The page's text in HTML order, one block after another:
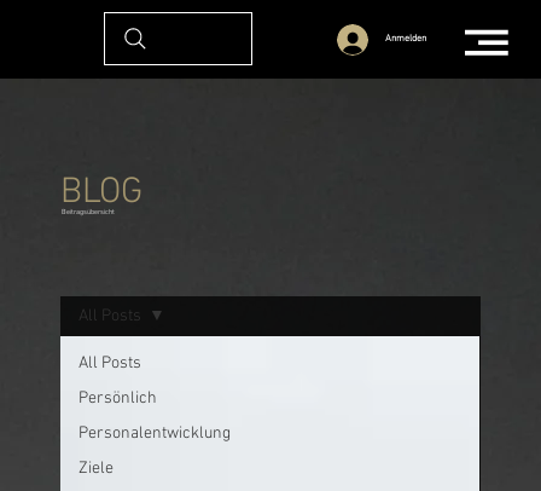
Anmelden
BLOG
Beitragsübersicht
All Posts
Persönlich
Personalentwicklung
Ziele
All Posts